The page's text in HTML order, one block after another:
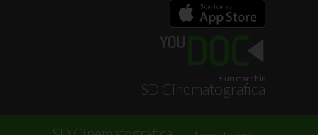
è un marchio
SD Cinematografica